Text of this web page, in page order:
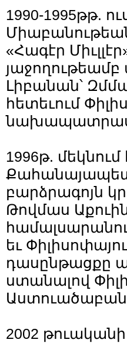
1990-1995թթ.
«Հագէր
յաջողութեամբ
Լիբանան՝
հետեւում
1996թ.
բարձրագոյն
Թովմաս
եւ
դասընթացքը
ստանալով
2002